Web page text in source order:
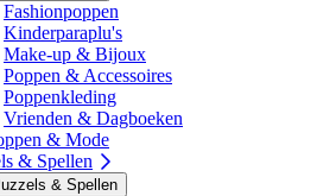
Fashionpoppen
Kinderparaplu's
Make-up & Bijoux
Poppen & Accessoires
Poppenkleding
Vrienden & Dagboeken
& Mode
& Spellen
& Spellen